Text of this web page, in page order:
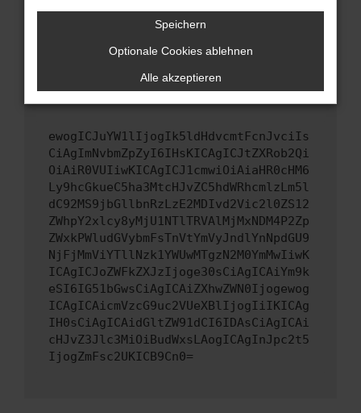
Wende dich an den Webseitenbetreiber.
Wenn du alle oben genannten Schritte versucht
hast, kontaktiere uns bitte. Wir werden
versuchen, das Problem zu beheben. Du kannst
uns diesen Text schicken, um uns bei der
ewogICJuYW1lIjogIk5ldHdvcmtFcnJvciIs
CiAgImNvbmZpZyI6IHsKICAgICJtZXRob2Qi
OiAiR0VUIiwKICAgICJ1cmwiOiAiaHR0cHM6
Ly9hcGkueC5ha3MtcHJvZC5hdWRhcmlzLm5l
dC92MS9jbGllbnRzLzE2MDIvd2Vic2l0ZS12
ZWhpY2xlcy8yMjU1NTlTRVAlMjMxNDM4P2Zp
ZWxkPWludGVybmFsTnVtYmVyJndlYnNpdGU9
NjFjMmViYTllNzk1YWUwMTgzN2M0YmMwIiwK
ICAgICJoZWFkZXJzIjoge30sCiAgICAiYm9k
eSI6IG51bGwsCiAgICAiZXhwZWN0Ijogewog
ICAgICAicmVzcG9uc2VUeXBlIjogIiIKICAg
IH0sCiAgICAidGltZW91dCI6IDAsCiAgICAi
cHJvZ3Jlc3MiOiBudWxsLAogICAgInJpc2t5
IjogZmFsc2UKICB9Cn0=
Speichern
Optionale Cookies ablehnen
Alle akzeptieren